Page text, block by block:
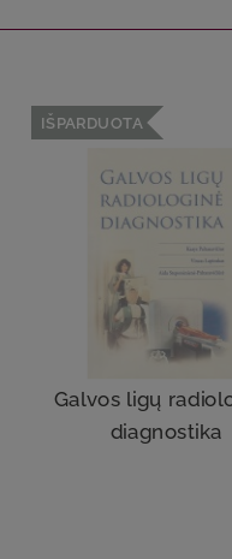
IŠPARDUOTA
Galvos ligų
diagnostika